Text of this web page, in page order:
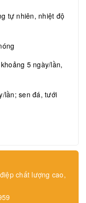
tự nhiên, nhiệt độ
5 ngày/lần,
lần; sen đá, tưới
chất lượng cao,